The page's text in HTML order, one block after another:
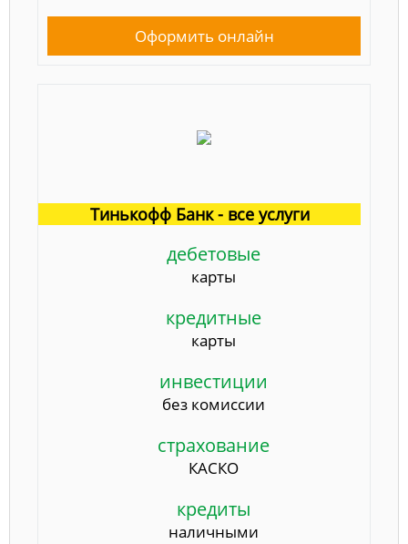
Оформить онлайн
Тинькофф Банк - все услуги
дебетовые
карты
кредитные
карты
инвестиции
без комиссии
страхование
КАСКО
кредиты
наличными